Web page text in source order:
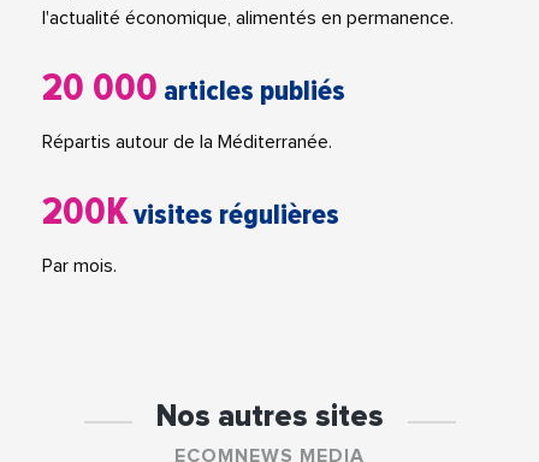
l'actualité économique, alimentés en permanence.
20 000 articles publiés
Répartis autour de la Méditerranée.
200Kvisites régulières
Par mois.
Nos autres sites
ECOMNEWS MEDIA